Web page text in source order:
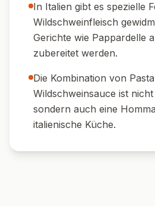
In Italien gibt es spezielle
Wildschweinfleisch
Gerichte wie Pappardelle
zubereitet werden.
Die Kombination von
Wildschweinsauce ist
sondern auch eine
italienische Küche.